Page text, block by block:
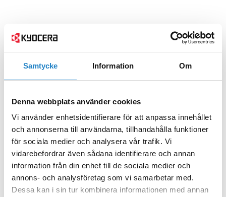
Samtycke Information Om
Denna webbplats använder cookies
Vi använder enhetsidentifierare för att anpassa innehållet
och annonserna till användarna, tillhandahålla funktioner
för sociala medier och analysera vår trafik. Vi
vidarebefordrar även sådana identifierare och annan
information från din enhet till de sociala medier och
annons- och analysföretag som vi samarbetar med.
Dessa kan i sin tur kombinera informationen med annan